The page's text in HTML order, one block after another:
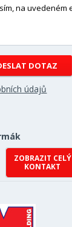
údajů
ZOBRAZIT CELÝ
KONTAKT